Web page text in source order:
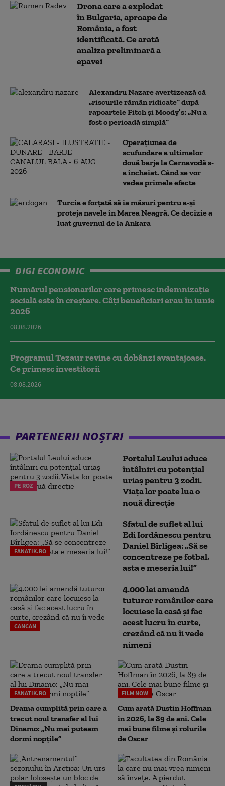
Drona care a explodat
în Bulgaria, aproape de
România, a fost
identificată. Ce arată
analiza preliminară a
epavei
Alexandru Nazare avertizează că
„riscurile rămân ridicate” după
rapoartele Fitch și Moody’s: „Nu a
fost o perioadă simplă”
Operațiunea de
scufundare a ultimelor
două barje la Cernavodă s-
a încheiat. Când se vor
vedea primele efecte
Turcia e forțată să ia măsuri pentru a-și
proteja navele în Marea Neagră. Ce decizie a
luat guvernul de la Ankara
DIGI ECONOMIC
Numărul pensionarilor care primesc indemnizaţie
socială este în creștere. Câți beneficiari erau în iunie
2026
08.08.2026
Programul Tezaur revine cu dobânzi avantajoase.
Ce primesc investitorii
08.08.2026
PARTENERII NOȘTRI
PE ROZ
Portalul Leului aduce
întâlniri cu potențial
uriaș pentru 3 zodii.
Viața lor poate lua o
nouă direcție
FANATIK.RO
Sfatul de suflet al lui
Edi Iordănescu pentru
Daniel Bîrligea: „Să se
concentreze pe fotbal,
asta e meseria lui!”
CANCAN
4.000 lei amendă
tuturor românilor care
locuiesc la casă și fac
acest lucru în curte,
crezând că nu îi vede
nimeni
FANATIK.RO
Drama cumplită prin care a
trecut noul transfer al lui
Dinamo: „Nu mai puteam
dormi nopțile”
FILM NOW
Cum arată Dustin Hoffman
în 2026, la 89 de ani. Cele
mai bune filme și rolurile
de Oscar